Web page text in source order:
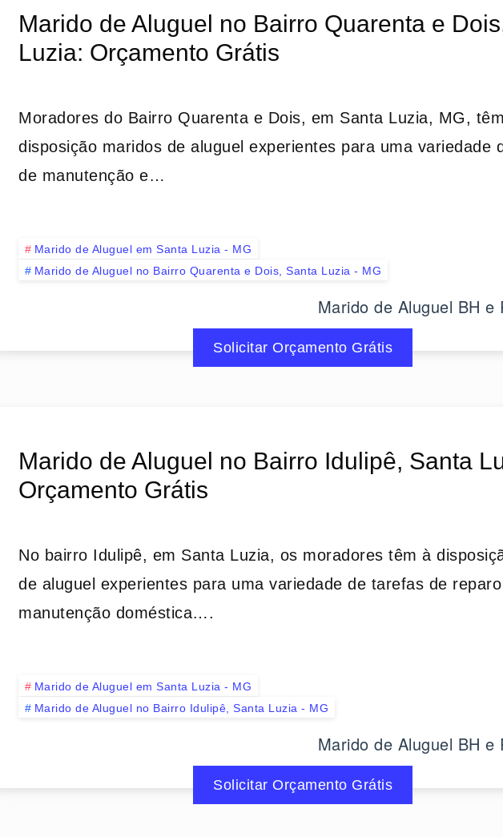
Marido de Aluguel no Bairro Quarenta e
Luzia: Orçamento Grátis
Moradores do Bairro Quarenta e Dois, em Santa Luzia, MG,
disposição maridos de aluguel experientes para uma variedade
de manutenção e…
Marido de Aluguel em Santa Luzia - MG
Marido de Aluguel no Bairro Quarenta e Dois, Santa Luzia - MG
Marido de Aluguel BH e
Solicitar Orçamento Grátis
Marido de Aluguel no Bairro Idulipê, Santa
Orçamento Grátis
No bairro Idulipê, em Santa Luzia, os moradores têm à
de aluguel experientes para uma variedade de tarefas de
manutenção doméstica….
Marido de Aluguel em Santa Luzia - MG
Marido de Aluguel no Bairro Idulipê, Santa Luzia - MG
Marido de Aluguel BH e
Solicitar Orçamento Grátis